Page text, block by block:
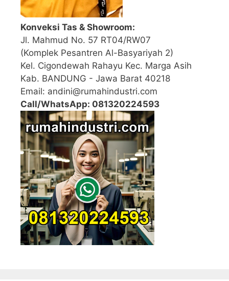
Konveksi Tas & Showroom:
Jl. Mahmud No. 57 RT04/RW07
(Komplek Pesantren Al-Basyariyah 2)
Kel. Cigondewah Rahayu Kec. Marga Asih
Kab. BANDUNG - Jawa Barat 40218
Email: andini@rumahindustri.com
Call/WhatsApp: 081320224593